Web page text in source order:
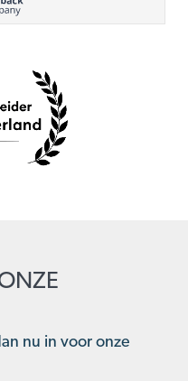
nu in voor onze